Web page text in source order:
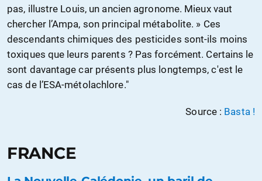
pas, illustre Louis, un ancien agronome. Mieux vaut
chercher l’Ampa, son principal métabolite. » Ces
descendants chimiques des pesticides sont-ils moins
toxiques que leurs parents ? Pas forcément. Certains le
sont davantage car présents plus longtemps, c'est le
cas de l’ESA-métolachlore."
Source : Basta !
FRANCE